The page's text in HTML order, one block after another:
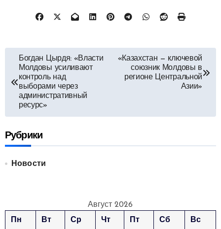
Навигация
записям
Богдан Цырдя: «Власти
Молдовы усиливают
контроль над
выборами через
административный
ресурс»
«Казахстан — ключевой
союзник Молдовы в
регионе Центральной
Азии»
Рубрики
Новости
Август 2026
Пн
Вт Ср Чт Пт Сб Вс